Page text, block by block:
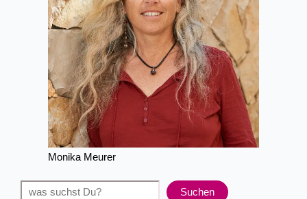
Monika Meurer
Suchen Suchen